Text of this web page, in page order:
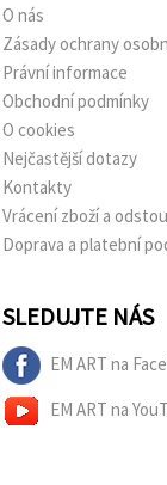
O nás
Zásady ochrany
Právní informace
Obchodní podmínky
O cookies
Nejčastější dotazy
Kontakty
Vrácení zboží a
Doprava a platební
SLEDUJTE NÁS
EM ART na
EM ART na